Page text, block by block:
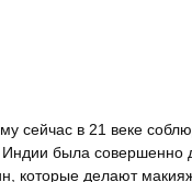
сейчас в 21 веке
Индии была
которые делают